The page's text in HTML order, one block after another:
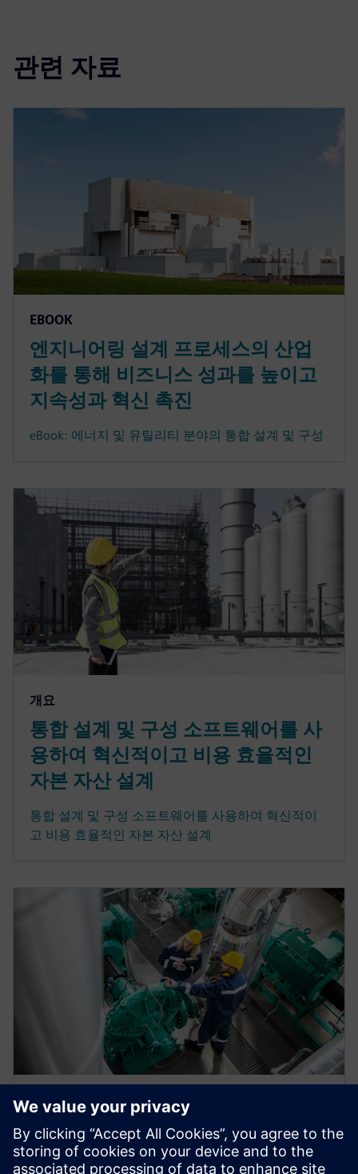
관련 자료
EBOOK
엔지니어링 설계 프로세스의 산업
화를 통해 비즈니스 성과를 높이고
지속성과 혁신 촉진
eBook: 에너지 및 유틸리티 분야의 통합 설계 및 구성
개요
통합 설계 및 구성 소프트웨어를 사
용하여 혁신적이고 비용 효율적인
자본 자산 설계
통합 설계 및 구성 소프트웨어를 사용하여 혁신적이
고 비용 효율적인 자본 자산 설계
인포그래픽
차세대 자본 자산 설계
인포그래픽에서 통합 설계 및 구성 솔루션 포트폴리